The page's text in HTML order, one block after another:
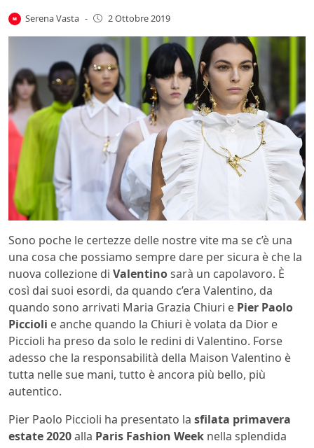
Serena Vasta - 2 Ottobre 2019
Sono poche le certezze delle nostre vite ma se c’è una
una cosa che possiamo sempre dare per sicura è che la
nuova collezione di Valentinosarà un capolavoro. È
così dai suoi esordi, da quando c’era Valentino, da
quando sono arrivati Maria Grazia Chiuri e Pier Paolo
Piccioli e anche quando la Chiuri è volata da Dior e
Piccioli ha preso da solo le redini di Valentino. Forse
adesso che la responsabilità della Maison Valentino è
tutta nelle sue mani, tutto è ancora più bello, più
autentico.
Pier Paolo Piccioli ha presentato la sfilata primavera
estate 2020alla Paris Fashion Week nella splendida